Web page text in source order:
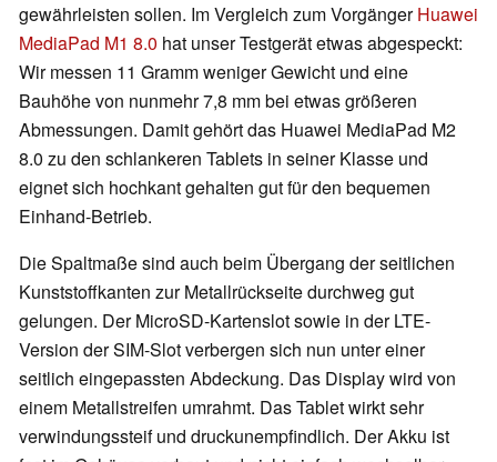
gewährleisten sollen. Im Vergleich zum VorgängerHuawei
MediaPad M1 8.0 hat unser Testgerät etwas abgespeckt:
Wir messen 11 Gramm weniger Gewicht und eine
Bauhöhe von nunmehr 7,8 mm bei etwas größeren
Abmessungen. Damit gehört das Huawei MediaPad M2
8.0 zu den schlankeren Tablets in seiner Klasse und
eignet sich hochkant gehalten gut für den bequemen
Einhand-Betrieb.
Die Spaltmaße sind auch beim Übergang der seitlichen
Kunststoffkanten zur Metallrückseite durchweg gut
gelungen. Der MicroSD-Kartenslot sowie in der LTE-
Version der SIM-Slot verbergen sich nun unter einer
seitlich eingepassten Abdeckung. Das Display wird von
einem Metallstreifen umrahmt. Das Tablet wirkt sehr
verwindungssteif und druckunempfindlich. Der Akku ist